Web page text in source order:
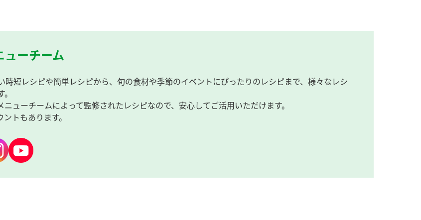
ューチーム
時短レシピや簡単レシピから、旬の食材や季節のイベントにぴったりのレシピまで、様々なレシ
ニューチームによって監修されたレシピなので、安心してご活用いただけます。
トもあります。